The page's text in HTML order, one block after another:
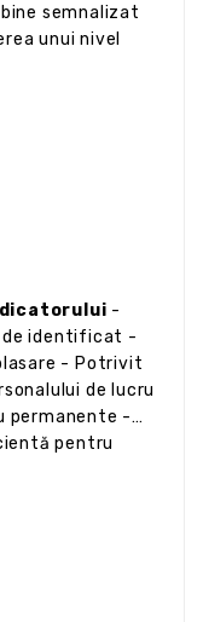
semnalizat
unui nivel
-
de identificat -
- Potrivit
de lucru
permanente -
pentru